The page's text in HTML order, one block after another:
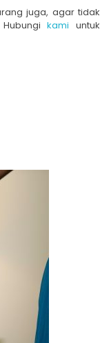
juga, agar tidak
Hubungikami untuk